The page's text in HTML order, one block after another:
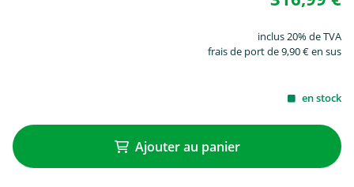
inclus 20% de TVA
frais de port de 9,90 € en sus
en stock
Ajouter au panier